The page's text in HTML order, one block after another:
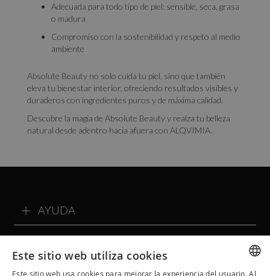
Adecuada para todo tipo de piel: sensible, seca, grasa
o madura
Compromiso con la sostenibilidad y respeto al medio
ambiente
Absolute Beauty no solo cuida tu piel, sino que también
eleva tu bienestar interior, ofreciendo resultados visibles y
duraderos con ingredientes puros y de máxima calidad.
Descubre la magia de Absolute Beauty y realza tu belleza
natural desde adentro hacia afuera con ALQVIMIA.
AYUDA
EXPERIENCIAS Y SPA
SOBRE ALQVIMIA
Este sitio web utiliza cookies
Este sitio web usa cookies para mejorar la experiencia del usuario. Al